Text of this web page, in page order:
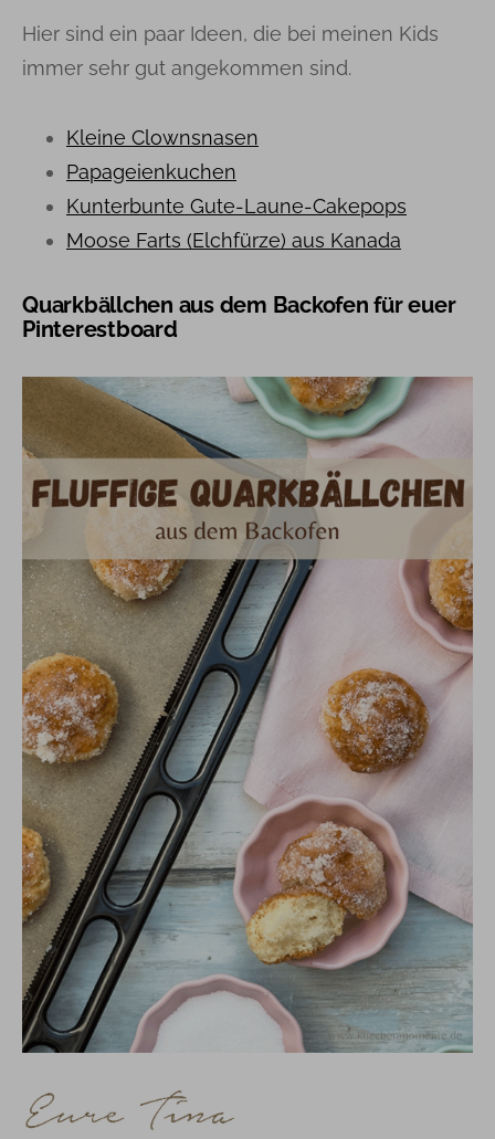
Hier sind ein paar Ideen, die bei meinen Kids
immer sehr gut angekommen sind.
Kleine Clownsnasen
Papageienkuchen
Kunterbunte Gute-Laune-Cakepops
Moose Farts (Elchfürze) aus Kanada
Quarkbällchen aus dem Backofen für euer
Pinterestboard